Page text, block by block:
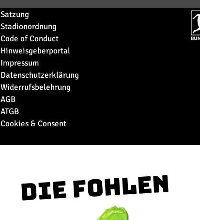
Satzung
Stadionordnung
Code of Conduct
Hinweisgeberportal
Impressum
Datenschutzerklärung
Widerrufsbelehrung
AGB
ATGB
Cookies & Consent
Die Fohlen